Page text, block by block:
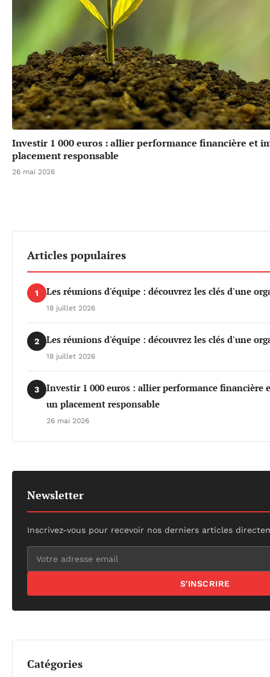
Investir 1 000 euros : allier performance financière et
placement responsable
26 mai 2026
Articles populaires
1 Les réunions d'équipe : découvrez les clés d'une
18 juillet 2026
2 Les réunions d'équipe : découvrez les clés d'une
18 juillet 2026
3
Investir 1 000 euros : allier performance financière
un placement responsable
26 mai 2026
Newsletter
Inscrivez-vous pour recevoir nos derniers articles
S'INSCRIRE
Catégories